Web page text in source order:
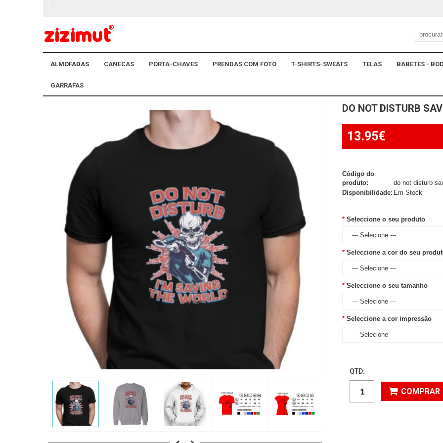
ALMOFADAS CANECAS PORTA-CHAVES PRENDAS COM FOTO T-SHIRTS-SWEATS TELAS BABETES -
GARRAFAS
DO NOT DISTURB
13.95€
Código do
produto:
do not disturb
Disponibilidade:Em Stock
Seleccione o seu produto
Seleccione a cor do seu
Seleccione o seu tamanho
Seleccione a cor impressão
QTD:
COMPRAR